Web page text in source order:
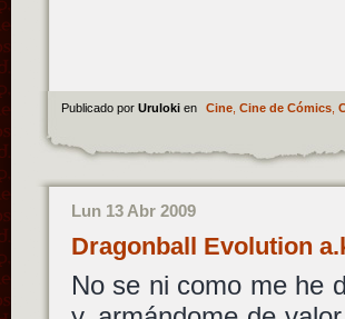
Publicado por Uruloki en Cine, Cine de Cómics,
Lun 13 Abr 2009
Dragonball Evolution
No se ni como me he